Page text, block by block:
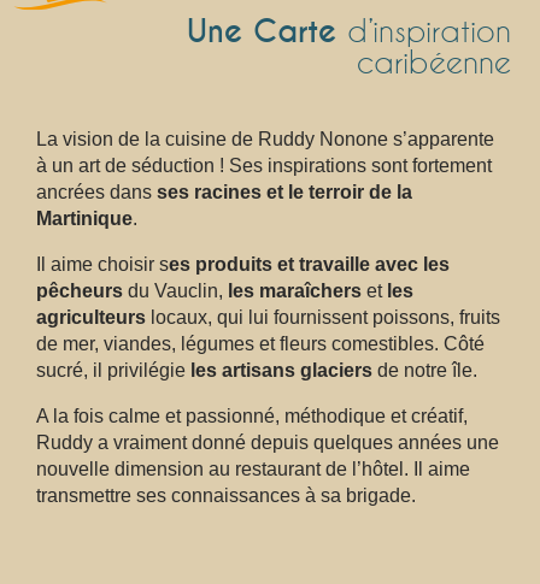
Une Carte d’inspiration
caribéenne
La vision de la cuisine de Ruddy Nonone s’apparente
à un art de séduction ! Ses inspirations sont fortement
ancrées dans ses racines et le terroir de la
Martinique.
Il aime choisir ses produits et travaille avec les
pêcheurs du Vauclin, les maraîchers et les
agriculteurs locaux, qui lui fournissent poissons, fruits
de mer, viandes, légumes et fleurs comestibles. Côté
sucré, il privilégie les artisans glaciers de notre île.
A la fois calme et passionné, méthodique et créatif,
Ruddy a vraiment donné depuis quelques années une
nouvelle dimension au restaurant de l’hôtel. Il aime
transmettre ses connaissances à sa brigade.